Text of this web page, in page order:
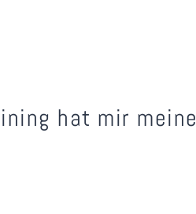
hat mir meine